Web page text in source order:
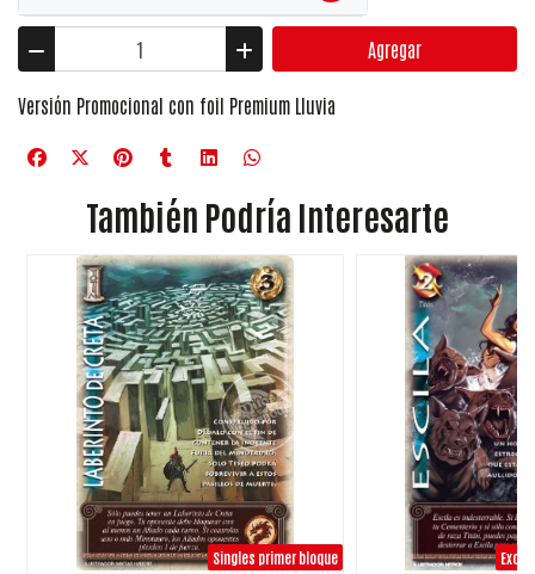
Agregar
Versión Promocional con foil Premium Lluvia
También Podría Interesarte
Singles primer bloque